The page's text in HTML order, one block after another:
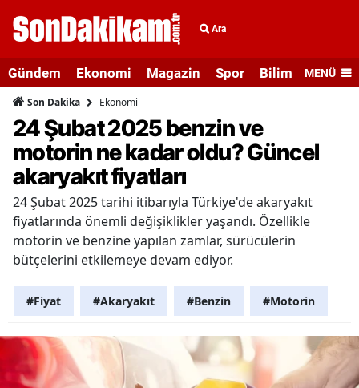
Ara
Gündem Ekonomi Magazin Spor Bilim veMENÜ
Son Dakika Ekonomi
24 Şubat 2025 benzin ve
motorin ne kadar oldu? Güncel
akaryakıt fiyatları
24 Şubat 2025 tarihi itibarıyla Türkiye'de akaryakıt
fiyatlarında önemli değişiklikler yaşandı. Özellikle
motorin ve benzine yapılan zamlar, sürücülerin
bütçelerini etkilemeye devam ediyor.
#Fiyat #Akaryakıt #Benzin #Motorin